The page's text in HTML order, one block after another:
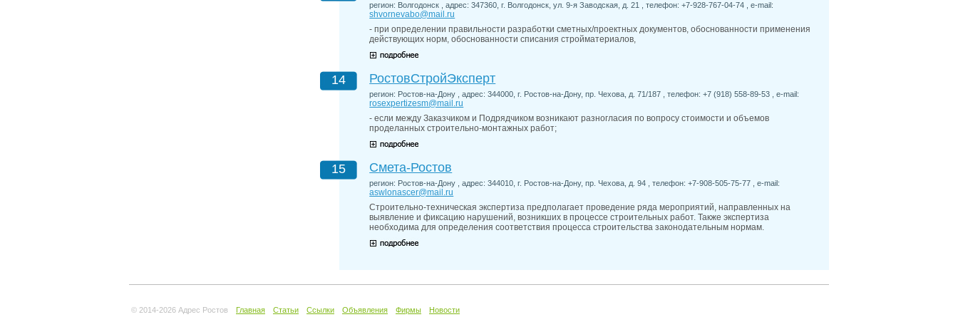
регион: Волгодонск , адрес: 347360, г. Волгодонск, ул. 9-я Заводская, д. 21 , телефон: +7-928-767-04-74 , e-mail:
shvornevabo@mail.ru
- при определении правильности разработки сметных/проектных документов, обоснованности применения
действующих норм, обоснованности списания стройматериалов,
14 РостовСтройЭксперт
регион: Ростов-на-Дону , адрес: 344000, г. Ростов-на-Дону, пр. Чехова, д. 71/187 , телефон: +7 (918) 558-89-53 , e-mail:
rosexpertizesm@mail.ru
- если между Заказчиком и Подрядчиком возникают разногласия по вопросу стоимости и объемов
проделанных строительно-монтажных работ;
15 Смета-Ростов
регион: Ростов-на-Дону , адрес: 344010, г. Ростов-на-Дону, пр. Чехова, д. 94 , телефон: +7-908-505-75-77 , e-mail:
aswlonascer@mail.ru
Строительно-техническая экспертиза предполагает проведение ряда мероприятий, направленных на
выявление и фиксацию нарушений, возникших в процессе строительных работ. Также экспертиза
необходима для определения соответствия процесса строительства законодательным нормам.
© 2014-2026 Адрес Ростов Главная Статьи Ссылки Объявления Фирмы Новости